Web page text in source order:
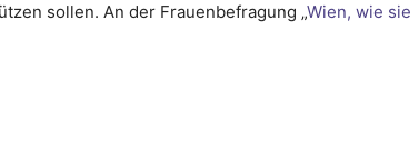
sollen. An der Frauenbefragung „Wien, wie sie